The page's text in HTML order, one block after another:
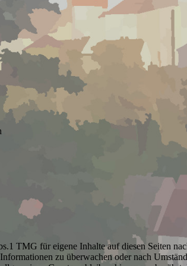
TMG für eigene Inhalte auf diesen Seiten
zu überwachen oder nach